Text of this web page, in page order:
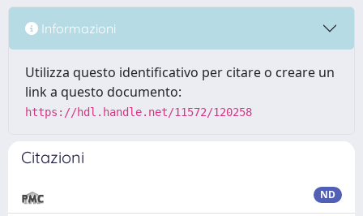
Informazioni
Utilizza questo identificativo per citare o creare un
link a questo documento:
https://hdl.handle.net/11572/120258
Citazioni
ND